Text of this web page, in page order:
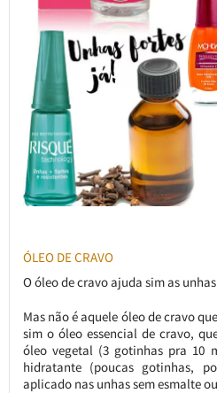
ÓLEO DE CRAVO
O óleo de cravo ajuda sim as
Mas não é aquele óleo de cravo
sim o óleo essencial de cravo,
óleo vegetal (3 gotinhas pra 10
hidratante (poucas gotinhas,
aplicado nas unhas sem esmalte